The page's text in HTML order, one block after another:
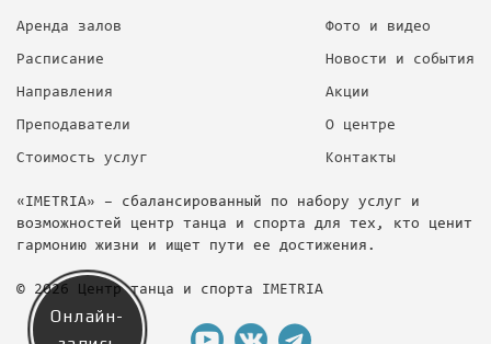
«IMETRIA» – сбалансированный по набору услуг и
возможностей центр танца и спорта для тех, кто ценит
гармонию жизни и ищет пути ее достижения.
© 2026 Центр танца и спорта IMETRIA
Аренда залов
Расписание
Направления
Преподаватели
Стоимость услуг
Фото и видео
Новости и события
Акции
О центре
Контакты
Онлайн-